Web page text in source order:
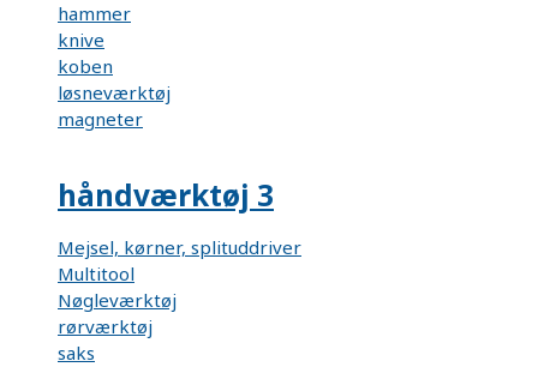
hammer
knive
koben
løsneværktøj
magneter
håndværktøj 3
Mejsel, kørner, splituddriver
Multitool
Nøgleværktøj
rørværktøj
saks